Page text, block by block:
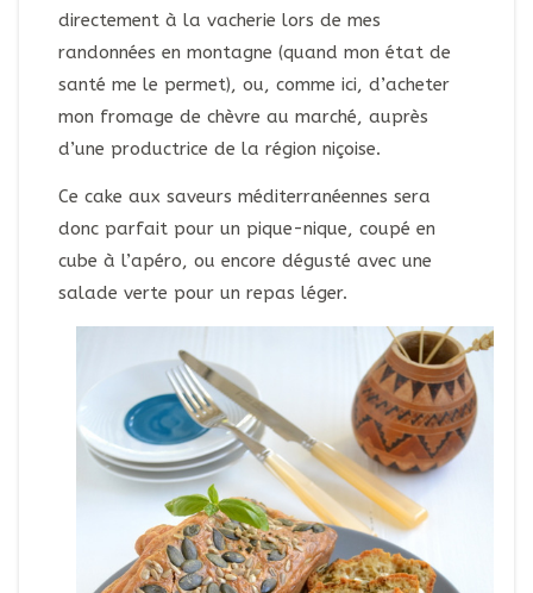
directement à la vacherie lors de mes
randonnées en montagne (quand mon état de
santé me le permet), ou, comme ici, d’acheter
mon fromage de chèvre au marché, auprès
d’une productrice de la région niçoise.
Ce cake aux saveurs méditerranéennes sera
donc parfait pour un pique-nique, coupé en
cube à l’apéro, ou encore dégusté avec une
salade verte pour un repas léger.